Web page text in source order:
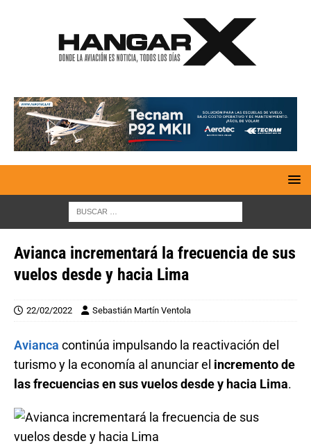
Avianca incrementará la frecuencia de sus
vuelos desde y hacia Lima
22/02/2022 Sebastián Martín Ventola
Avianca continúa impulsando la reactivación del
turismo y la economía al anunciar el incremento de
las frecuencias en sus vuelos desde y hacia Lima.